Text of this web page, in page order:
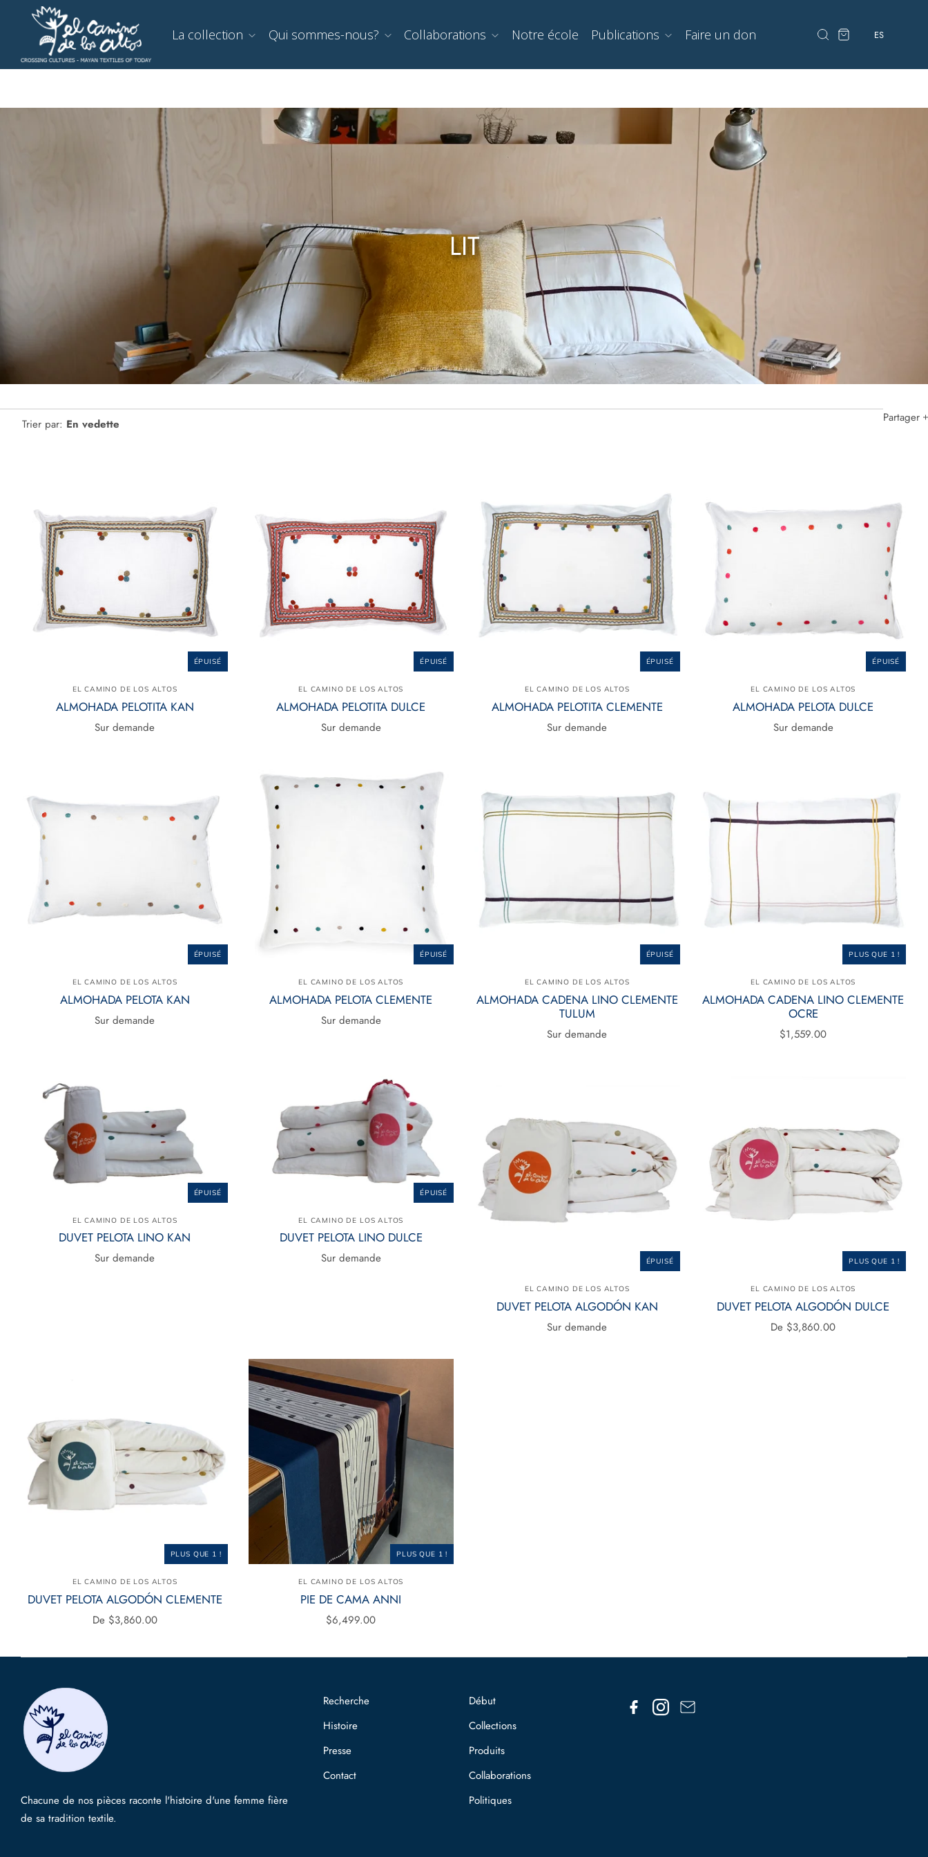
ES
La collection Qui sommes-nous? Collaborations Notre école Publications Faire un don
LIT
Partager
Trier par: En vedette
ÉPUISÉ
EL CAMINO DE LOS ALTOS
ALMOHADA PELOTITA KAN
Sur demande
ÉPUISÉ
EL CAMINO DE LOS ALTOS
ALMOHADA PELOTITA DULCE
Sur demande
ÉPUISÉ
EL CAMINO DE LOS ALTOS
ALMOHADA PELOTITA CLEMENTE
Sur demande
ÉPUISÉ
EL CAMINO DE LOS ALTOS
ALMOHADA PELOTA DULCE
Sur demande
ÉPUISÉ
EL CAMINO DE LOS ALTOS
ALMOHADA PELOTA KAN
Sur demande
ÉPUISÉ
EL CAMINO DE LOS ALTOS
ALMOHADA PELOTA CLEMENTE
Sur demande
ÉPUISÉ
EL CAMINO DE LOS ALTOS
ALMOHADA CADENA LINO CLEMENTE
TULUM
Sur demande
PLUS QUE 1 !
EL CAMINO DE LOS ALTOS
ALMOHADA CADENA LINO CLEMENTE
OCRE
$1,559.00
ÉPUISÉ
EL CAMINO DE LOS ALTOS
DUVET PELOTA LINO KAN
Sur demande
ÉPUISÉ
EL CAMINO DE LOS ALTOS
DUVET PELOTA LINO DULCE
Sur demande ÉPUISÉ
EL CAMINO DE LOS ALTOS
DUVET PELOTA ALGODÓN KAN
Sur demande
PLUS QUE 1 !
EL CAMINO DE LOS ALTOS
DUVET PELOTA ALGODÓN DULCE
De $3,860.00
PLUS QUE 1 !
EL CAMINO DE LOS ALTOS
DUVET PELOTA ALGODÓN CLEMENTE
De $3,860.00
PLUS QUE 1 !
EL CAMINO DE LOS ALTOS
PIE DE CAMA ANNI
$6,499.00
Chacune de nos pièces raconte l'histoire d'une femme fière
de sa tradition textile.
Recherche
Histoire
Presse
Contact
Début
Collections
Produits
Collaborations
Politiques